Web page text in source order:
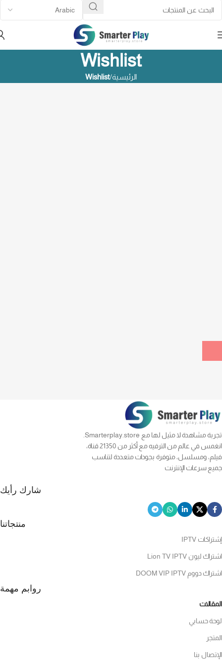
Wishlist
الرئيسية Wishlist
انغمس في عالم من الترفيه مع أكثر من 21350 قناة،
فيلم، ومسلسل، متوفرة بجودات متعددة لتناسب
جميع سرعات الإنترنت
شارك رأيك
منتجاتنا
إشتراكات IPTV
اشتراك ليون Lion TV IPTV
اشتراك دووم DOOM VIP IPTV
روابم مهمة
المقالات
لوحة حسابي
المتجر
الإتصال بنا